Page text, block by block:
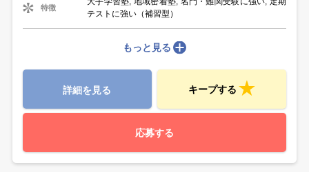
特徴
テストに強い（補習型）
もっと見る
詳細を見る キープする
応募する